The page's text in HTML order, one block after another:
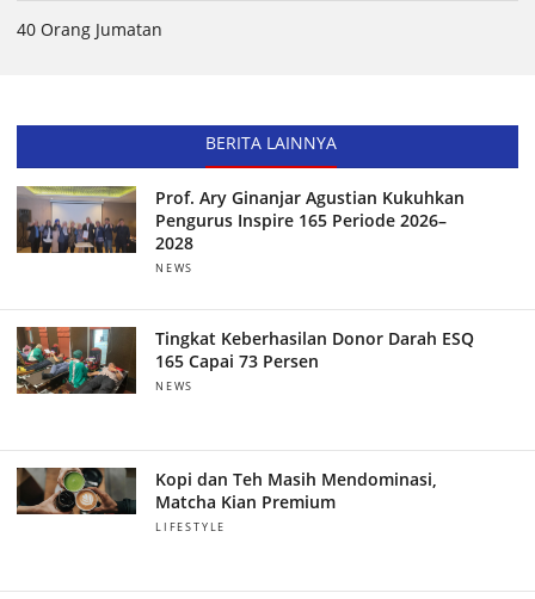
40 Orang Jumatan
BERITA LAINNYA
Prof. Ary Ginanjar Agustian Kukuhkan
Pengurus Inspire 165 Periode 2026–
2028
NEWS
Tingkat Keberhasilan Donor Darah ESQ
165 Capai 73 Persen
NEWS
Kopi dan Teh Masih Mendominasi,
Matcha Kian Premium
LIFESTYLE